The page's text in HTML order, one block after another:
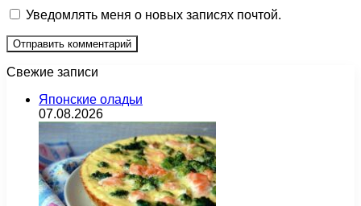
Уведомлять меня о новых записях почтой.
Свежие записи
Японские оладьи
07.08.2026